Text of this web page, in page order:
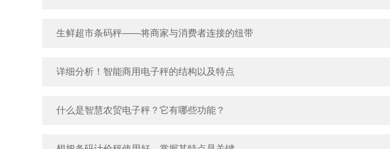
生鲜超市条码秤——将商家与消费者连接的纽带
详细分析！智能商用电子秤的结构以及特点
什么是智慧农贸电子秤？它有哪些功能？